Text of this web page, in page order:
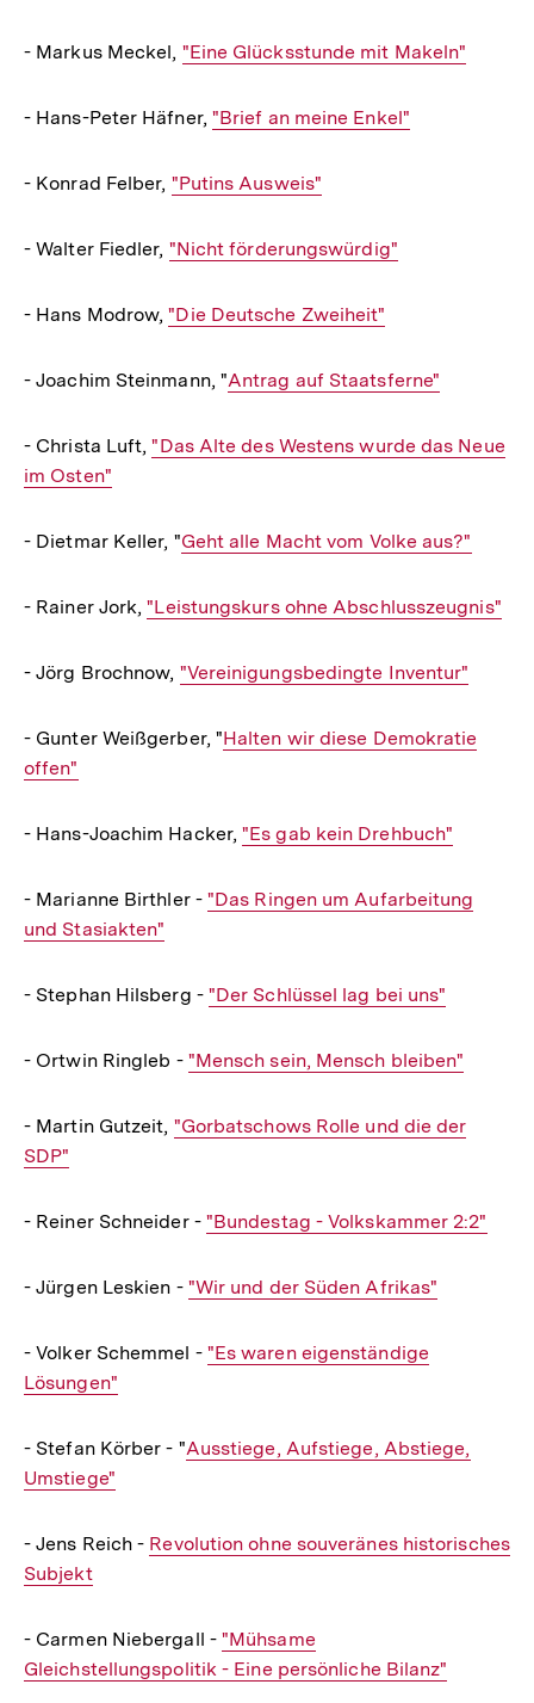
- Markus Meckel, Interner
"Eine Glücksstunde mit Makeln"
- Hans-Peter Häfner, Interner
"Brief an meine Enkel"
- Konrad Felber, Interner
"Putins Ausweis"
- Walter Fiedler, Interner
"Nicht förderungswürdig"
- Hans Modrow,Interner
"Die Deutsche Zweiheit"
- Joachim Steinmann, "Interner
Antrag auf Staatsferne"
- Christa Luft,Interner
"Das Alte des Westens wurde das Neue
im Osten"
- Dietmar Keller, "Interner
Geht alle Macht vom Volke aus?"
- Rainer Jork,Interner
"Leistungskurs ohne Abschlusszeugnis"
- Jörg Brochnow, Interner
"Vereinigungsbedingte Inventur"
- Gunter Weißgerber, "Interner
Halten wir diese Demokratie
offen"
- Hans-Joachim Hacker,Interner
"Es gab kein Drehbuch"
- Marianne Birthler - Interner
"Das Ringen um Aufarbeitung
und Stasiakten"
- Stephan Hilsberg - Interner
"Der Schlüssel lag bei uns"
- Ortwin Ringleb - Interner
"Mensch sein, Mensch bleiben"
- Martin Gutzeit, Interner
"Gorbatschows Rolle und die der
SDP"
- Reiner Schneider - Interner
"Bundestag - Volkskammer 2:2"
- Jürgen Leskien - Interner
"Wir und der Süden Afrikas"
- Volker Schemmel - Interner
"Es waren eigenständige
Lösungen"
- Stefan Körber - "Interner
Ausstiege, Aufstiege, Abstiege,
Umstiege"
- Jens Reich - Interner
Revolution ohne souveränes historisches
Subjekt
- Carmen Niebergall - Interner
Link:
"Mühsame
Gleichstellungspolitik - Eine persönliche Bilanz"